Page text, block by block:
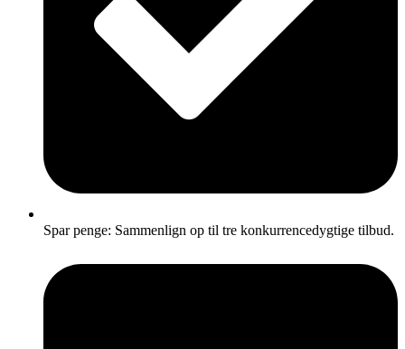
Spar penge: Sammenlign op til tre konkurrencedygtige tilbud.